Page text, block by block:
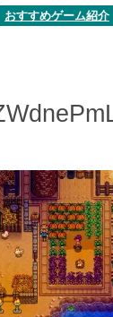
おすすめゲーム紹介